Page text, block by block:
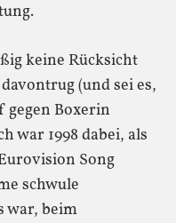
keine Rücksicht
(und sei es,
gegen Boxerin
war 1998 dabei, als
Song
schwule
war, beim